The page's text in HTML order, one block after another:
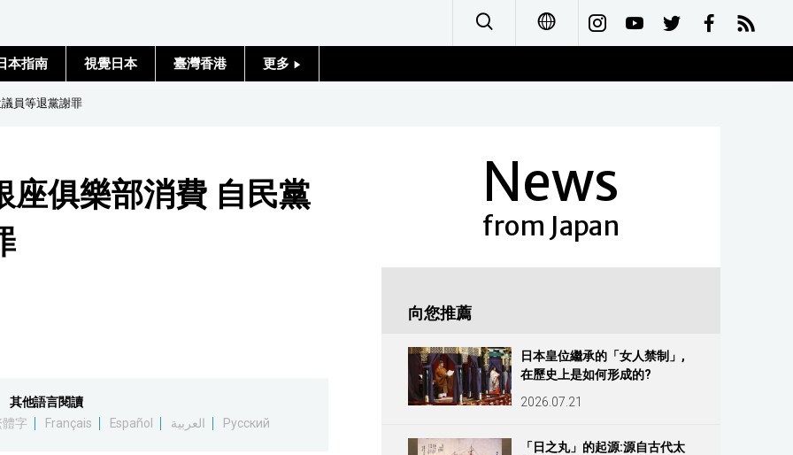
Français
本指南 視覺日本 臺灣香港 更多
政治外交
生活
員等退黨謝罪
座俱樂部消費 自民黨
其他語言閱讀
體字
Français Español العربية Русский
News
from Japan
向您推薦
日本皇位繼承的「女人禁制」,
在歷史上是如何形成的?
2026.07.21
「日之丸」的起源:源自古代太